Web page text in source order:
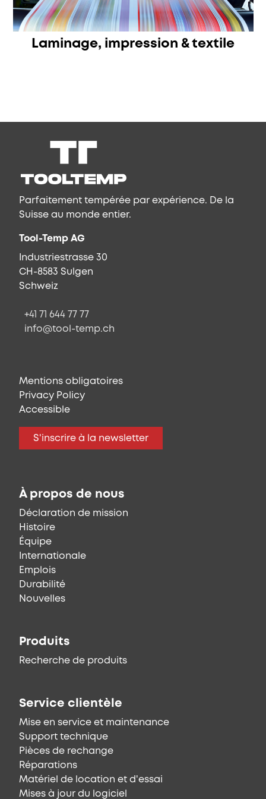
Laminage, impression & textile
Parfaitement tempérée par expérience. De la
Suisse au monde entier.
Tool-Temp AG
Industriestrasse 30
CH-8583 Sulgen
Schweiz
+41 71 644 77 77
info@tool-temp.ch
Mentions obligatoires
Privacy Policy
Accessible
S'inscrire à la newsletter
À propos de nous
Déclaration de mission
Histoire
Équipe
Internationale
Emplois
Durabilité
Nouvelles
Produits
Recherche de produits
Service clientèle
Mise en service et maintenance
Support technique
Pièces de rechange
Réparations
Matériel de location et d'essai
Mises à jour du logiciel